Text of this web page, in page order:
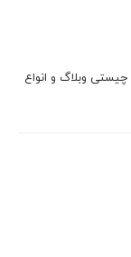
چیستی وبلاگ و انواع